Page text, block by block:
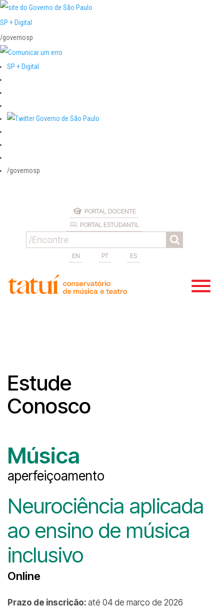
SP + Digital
/governosp
SP + Digital
/governosp
PORTAL DOCENTE
PORTAL ESTUDANTIL
EN PT ES
Estude
Conosco
Música
aperfeiçoamento
Neurociência aplicada
ao ensino de música
inclusivo
Online
Prazo de inscrição: até 04 de março de 2026